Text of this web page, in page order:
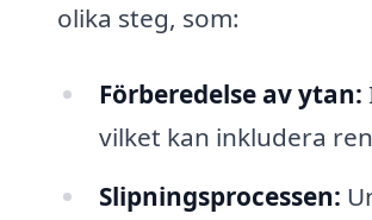
olika steg, som:
Förberedelse av ytan:
vilket kan inkludera
Slipningsprocessen: